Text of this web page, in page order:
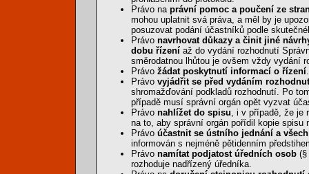
Právo na právní pomoc a poučení ze
mohou uplatnit svá práva, a měl by je
posuzovat podání účastníků podle
Právo navrhovat důkazy a činit jiné
dobu řízení až do vydání rozhodnutí
směrodatnou lhůtou je ovšem vždy vydání
Právo žádat poskytnutí informací o řízení
Právo vyjádřit se před vydáním
shromažďování podkladů rozhodnutí. Po
případě musí správní orgán opět vyzvat
Právo nahlížet do spisu , i v případě, že
na to, aby správní orgán pořídil kopie spisu
Právo účastnit se ústního jednání a
informován s nejméně pětidenním
Právo namítat podjatost úředních osob
rozhoduje nadřízený úředníka.